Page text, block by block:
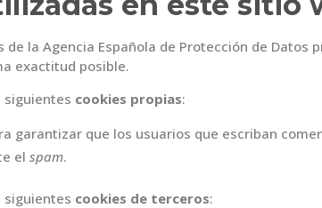
de la Agencia Española de Protección de Datos
exactitud posible.
siguientes cookies propias:
garantizar que los usuarios que escriban
elspam.
siguientes cookies de terceros: